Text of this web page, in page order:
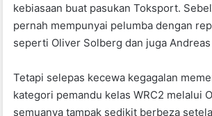
kebiasaan buat pasukan Toksport.
pernah mempunyai pelumba dengan
seperti Oliver Solberg dan juga
Tetapi selepas kecewa kegagalan
kategori pemandu kelas WRC2 melalui
semuanya tampak sedikit berbeza